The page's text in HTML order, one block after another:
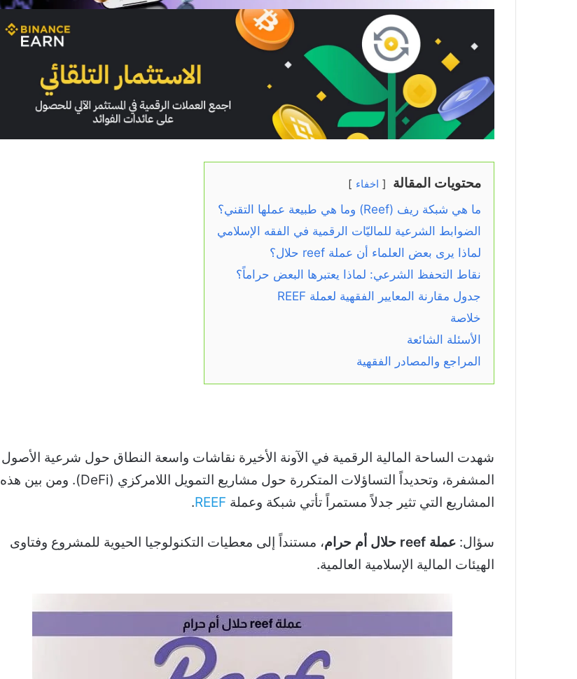
محتويات المقالة اخفاء
ما هي شبكة ريف (Reef) وما هي طبيعة عملها التقني؟
الضوابط الشرعية للماليّات الرقمية في الفقه الإسلامي
لماذا يرى بعض العلماء أن عملة reef حلال؟
نقاط التحفظ الشرعي: لماذا يعتبرها البعض حراماً؟
جدول مقارنة المعايير الفقهية لعملة REEF
خلاصة
الأسئلة الشائعة
المراجع والمصادر الفقهية
شهدت الساحة المالية الرقمية في الآونة الأخيرة نقاشات واسعة النطاق حول شرعية الأصول
المشفرة، وتحديداً التساؤلات المتكررة حول مشاريع التمويل اللامركزي (DeFi). ومن بين هذه
المشاريع التي تثير جدلاً مستمراً تأتي شبكة وعملة REEF
.
سؤال: عملة reef حلال أم حرام
، مستنداً إلى معطيات التكنولوجيا الحيوية للمشروع وفتاوى
الهيئات المالية الإسلامية العالمية.